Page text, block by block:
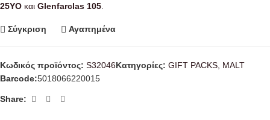
25YO και Glenfarclas 105
Σύγκριση Αγαπημένα
Κωδικός προϊόντος: S32046Κατηγορίες: GIFT PACKS MALT
Barcode:5018066220015
Share: